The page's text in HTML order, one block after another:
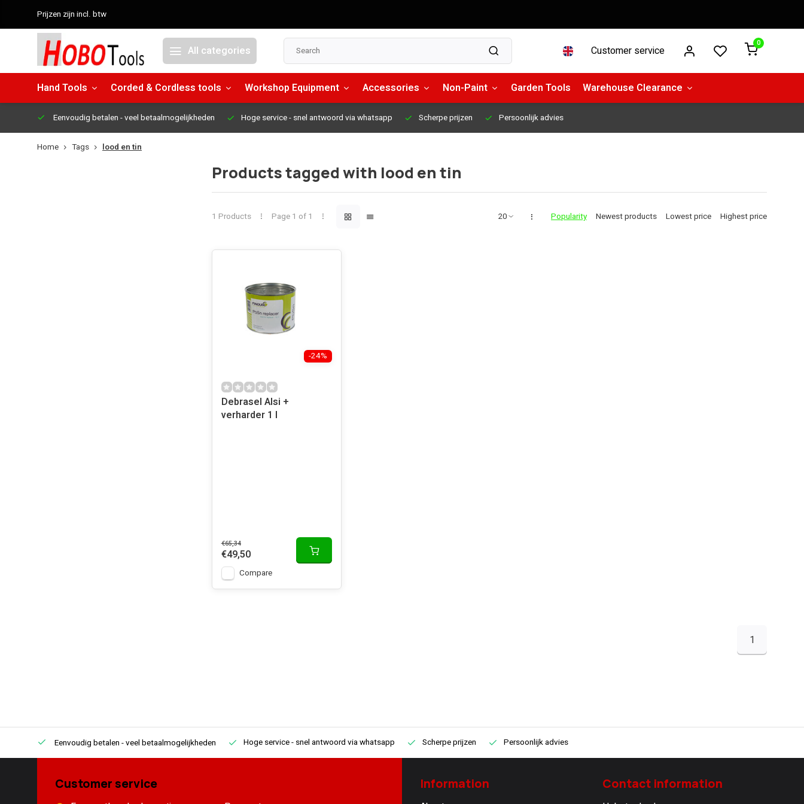
Prijzen zijn incl. btw
All categories Customer service
0
Hand Tools Corded & Cordless tools Workshop Equipment Accessories Non-Paint Garden Tools Warehouse Clearance
Eenvoudig betalen - veel betaalmogelijkheden Hoge service- snel antwoord via whatsapp Scherpe prijzen Persoonlijk advies
Home Tags lood en tin
Products tagged with lood en tin
1 Products Page 1 of 1 Popularity Newest products Lowest price Highest price
-24%
Debrasel Alsi +
verharder 1 l
€65,34
€49,50
Compare
1
Eenvoudig betalen - veel betaalmogelijkheden Hoge service- snel antwoord via whatsapp Scherpe prijzen Persoonlijk advies
Customer service Information Contact information